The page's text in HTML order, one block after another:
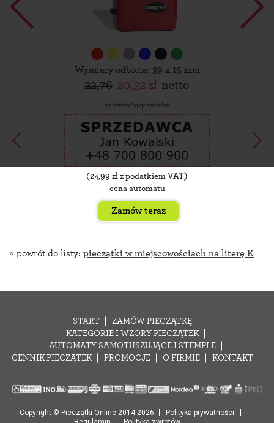
Wymiary odbicia: 39 x 15 mm
22,76 20,32 zł netto
przykładowy szablon
(24,99 zł z podatkiem VAT)
cena automatu
Zamów teraz
« powrót do listy: pieczątki w miejscowościach na literę K
START
ZAMÓW PIECZĄTKĘ
KATEGORIE I WZORY PIECZĄTEK
AUTOMATY SAMOTUSZUJĄCE I STEMPLE
CENNIK PIECZĄTEK
PROMOCJE O FIRMIE KONTAKT
Copyright © Pieczątki Online 2014-2026
Polityka prywatności